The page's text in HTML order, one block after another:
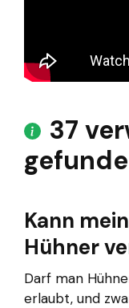
37
Kann
Hühner
Darf man
erlaubt, und